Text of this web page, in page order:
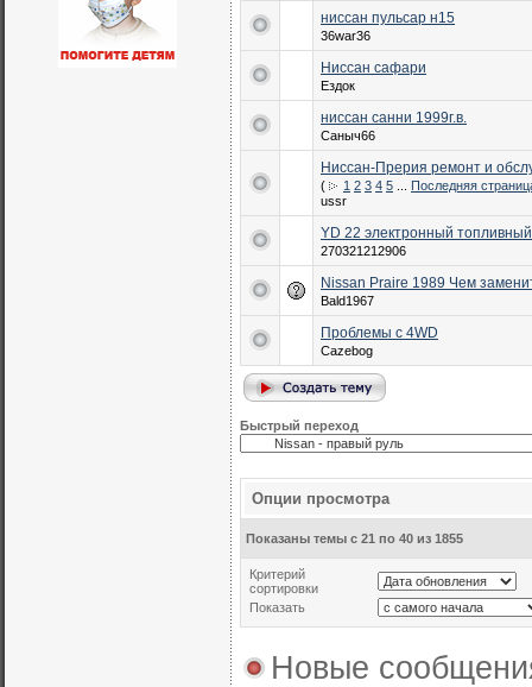
ниссан пульсар н15
36war36
Ниссан сафари
Ездок
ниссан санни 1999г.в.
Саныч66
Ниссан-Прерия ремонт и
( 1 2 3 4 5
Последняя
ussr
YD 22 электронный
270321212906
Nissan Praire 1989 Чем
Bald1967
Проблемы с 4WD
Cazebog
Быстрый переход
Опции просмотра
Показаны темы с 21 по 40 из 1855
Критерий
сортировки
Показать
Новые